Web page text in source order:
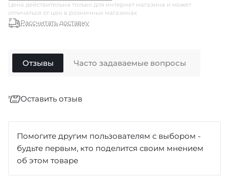
Цена действительна только для интернет магазина и может
отличаться от цен в розничных магазинах
Рассчитать доставку
Отзывы
Оставить отзыв
Помогите другим пользователям с выбором -
будьте первым, кто поделится своим мнением
об этом товаре
Часто задаваемые вопросы